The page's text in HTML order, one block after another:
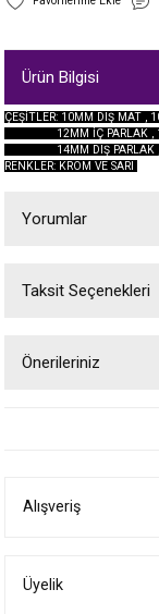
Ürün Bilgisi
ÇEŞİTLER: 10MM DIŞ MAT ,
12MM İÇ PARLAK ,
14MM DIŞ PARLAK ,
RENKLER: KROM VE SARI
Yorumlar
Taksit Seçenekleri
Önerileriniz
Ürün bilgilerinde
Alışveriş
Üyelik